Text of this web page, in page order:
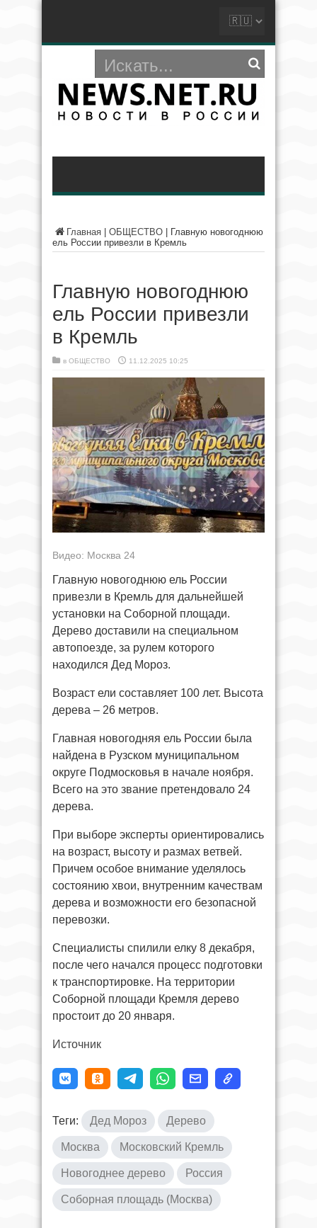
Главная ОБЩЕСТВО
Главную новогоднюю
ель России привезли в Кремль
Главную новогоднюю
ель России привезли
в Кремль
в ОБЩЕСТВО 11.12.2025 10:25
Видео: Москва 24
Главную новогоднюю ель России
привезли в Кремль для дальнейшей
установки на Соборной площади.
Дерево доставили на специальном
автопоезде, за рулем которого
находился Дед Мороз.
Возраст ели составляет 100 лет. Высота
дерева – 26 метров.
Главная новогодняя ель России была
найдена в Рузском муниципальном
округе Подмосковья в начале ноября.
Всего на это звание претендовало 24
дерева.
При выборе эксперты ориентировались
на возраст, высоту и размах ветвей.
Причем особое внимание уделялось
состоянию хвои, внутренним качествам
дерева и возможности его безопасной
перевозки.
Специалисты спилили елку 8 декабря,
после чего начался процесс подготовки
к транспортировке. На территории
Соборной площади Кремля дерево
простоит до 20 января.
Источник
Теги: Дед Мороз Дерево
Москва Московский Кремль
Новогоднее дерево Россия
Соборная площадь (Москва)